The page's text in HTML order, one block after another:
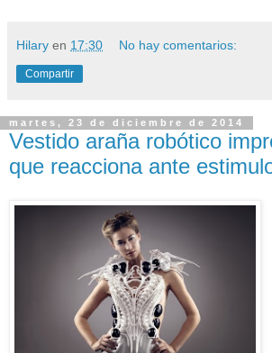
Hilary en 17:30 No hay comentarios:
Compartir
martes, 23 de diciembre de 2014
Vestido araña robótico
que reacciona ante